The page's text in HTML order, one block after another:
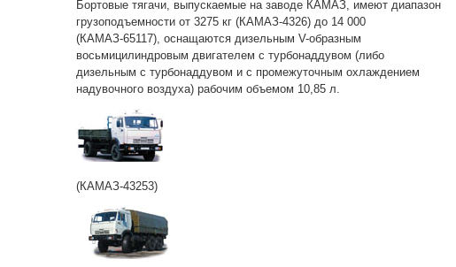
Бортовые тягачи, выпускаемые на заводе КАМАЗ, имеют диапазон
грузоподъемности от 3275 кг (КАМАЗ-4326) до 14 000
(КАМАЗ-65117), оснащаются дизельным V-образным
восьмицилиндровым двигателем с турбонаддувом (либо
дизельным с турбонаддувом и с промежуточным охлаждением
надувочного воздуха) рабочим объемом 10,85 л.
(КАМАЗ-43253)